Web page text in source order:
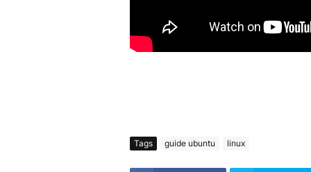
Tags guide ubuntu linux